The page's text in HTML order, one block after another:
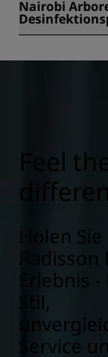
Nairobi
https://
Feel the
Holen
Radisson
Erlebnis
Stil,
Service